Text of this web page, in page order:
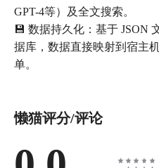
GPT-4等）及全文搜索。
💾 数据持久化：基于 JSON
据库，数据直接映射到宿主
单。
懒猫评分/评论